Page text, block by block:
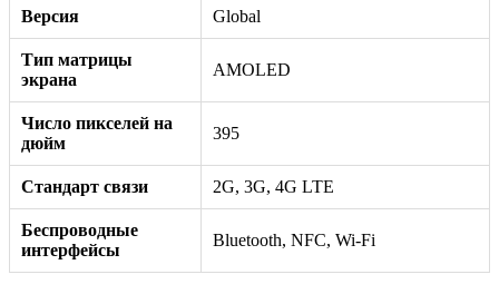
Версия Global
Тип матрицы
экрана
AMOLED
Число пикселей на
дюйм
395
Стандарт связи 2G, 3G, 4G LTE
Беспроводные
интерфейсы
Bluetooth, NFC, Wi-Fi